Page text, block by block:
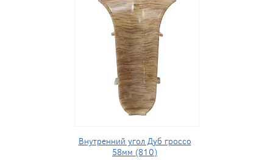
Внутренний угол Дуб гроссо
58мм (810)